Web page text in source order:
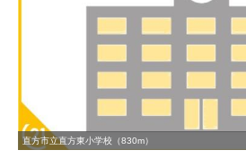
直方市立直方東小学校（830m）